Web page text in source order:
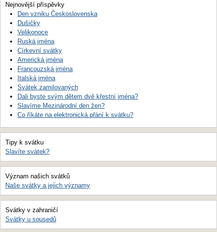
Nejnovější příspěvky
Den vzniku Československa
Dušičky
Velikonoce
Ruská jména
Církevní svátky
Americká jména
Francouzská jména
Italská jména
Svátek zamilovaných
Dali byste svým dětem dvě křestní jména?
Slavíme Mezinárodní den žen?
Co říkáte na elektronická přání k svátku?
Tipy k svátku
Slavíte svátek?
Význam našich svátků
Naše svátky a jejich významy
Svátky v zahraničí
Svátky u sousedů